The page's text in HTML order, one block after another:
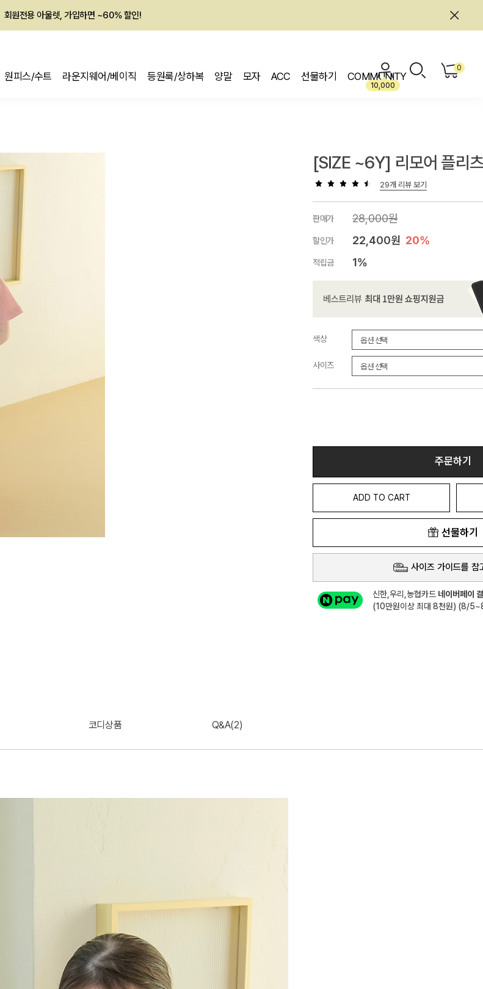
회원전용 아울렛, 가입하면 ~60% 할인!
원피스/수트 라운지웨어/베이직 등원룩/상하복 양말 모자 ACC 선물하기 COMMUNITY
10,000
0
[SIZE ~6Y] 리모어 플리
29개 리뷰 보기
판매가 28,000원
할인가 22,400원 20%
적립금 1%
색상
사이즈
주문하기
ADD TO CART
선물하기
사이즈 가이드를 참
신한,우리,농협카드 네이버페이
(10만원이상 최대 8천원) (8/
코디상품 Q&A(2)